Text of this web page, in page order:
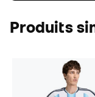
Produits